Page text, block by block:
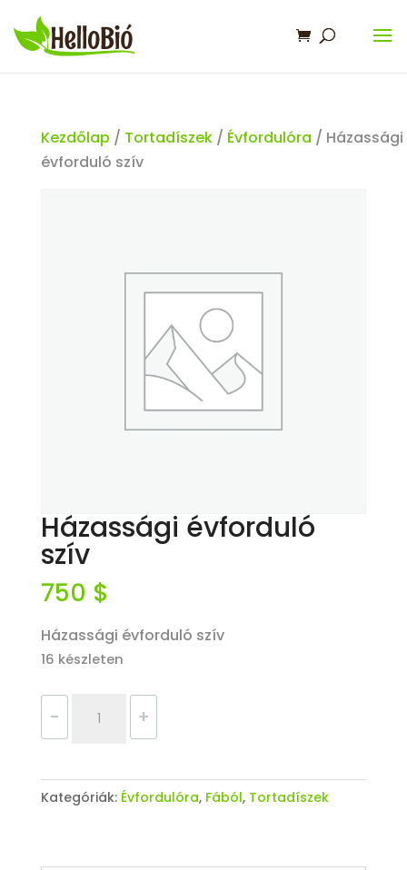
Kezdőlap / Tortadíszek/ Évfordulóra / Házassági
évforduló szív
Házassági évforduló
szív
750 $
Házassági évforduló szív
16 készleten
-
évforduló
mennyiség
+
Kategóriák: Évfordulóra, Fából, Tortadíszek